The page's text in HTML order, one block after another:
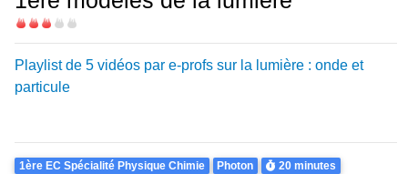
Difficulté
Playlist de 5 vidéos par e-profs sur la lumière : onde et
particule
Theme
1ère EC Spécialité Physique Chimie Photon Durée
20 minutes